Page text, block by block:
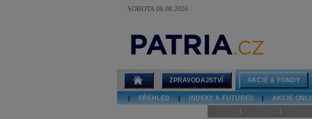
SOBOTA 08.08.2026
Mostostal
ZPRAVODAJSTVÍ AKCIE & FONDY
PŘEHLED INDEXY A FUTURES AKCIE